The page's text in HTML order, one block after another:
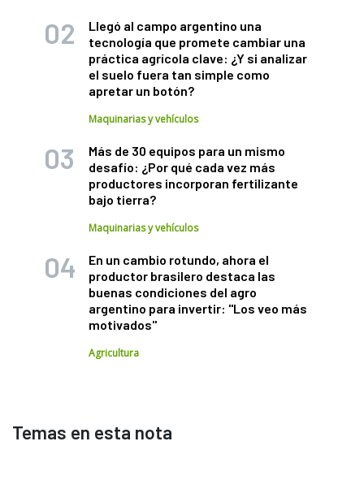
Llegó al campo argentino una
tecnología que promete cambiar una
práctica agrícola clave: ¿Y si analizar
el suelo fuera tan simple como
apretar un botón?
Maquinarias y vehículos
Más de 30 equipos para un mismo
desafío: ¿Por qué cada vez más
productores incorporan fertilizante
bajo tierra?
Maquinarias y vehículos
En un cambio rotundo, ahora el
productor brasilero destaca las
buenas condiciones del agro
argentino para invertir: "Los veo más
motivados"
Agricultura
Temas en esta nota